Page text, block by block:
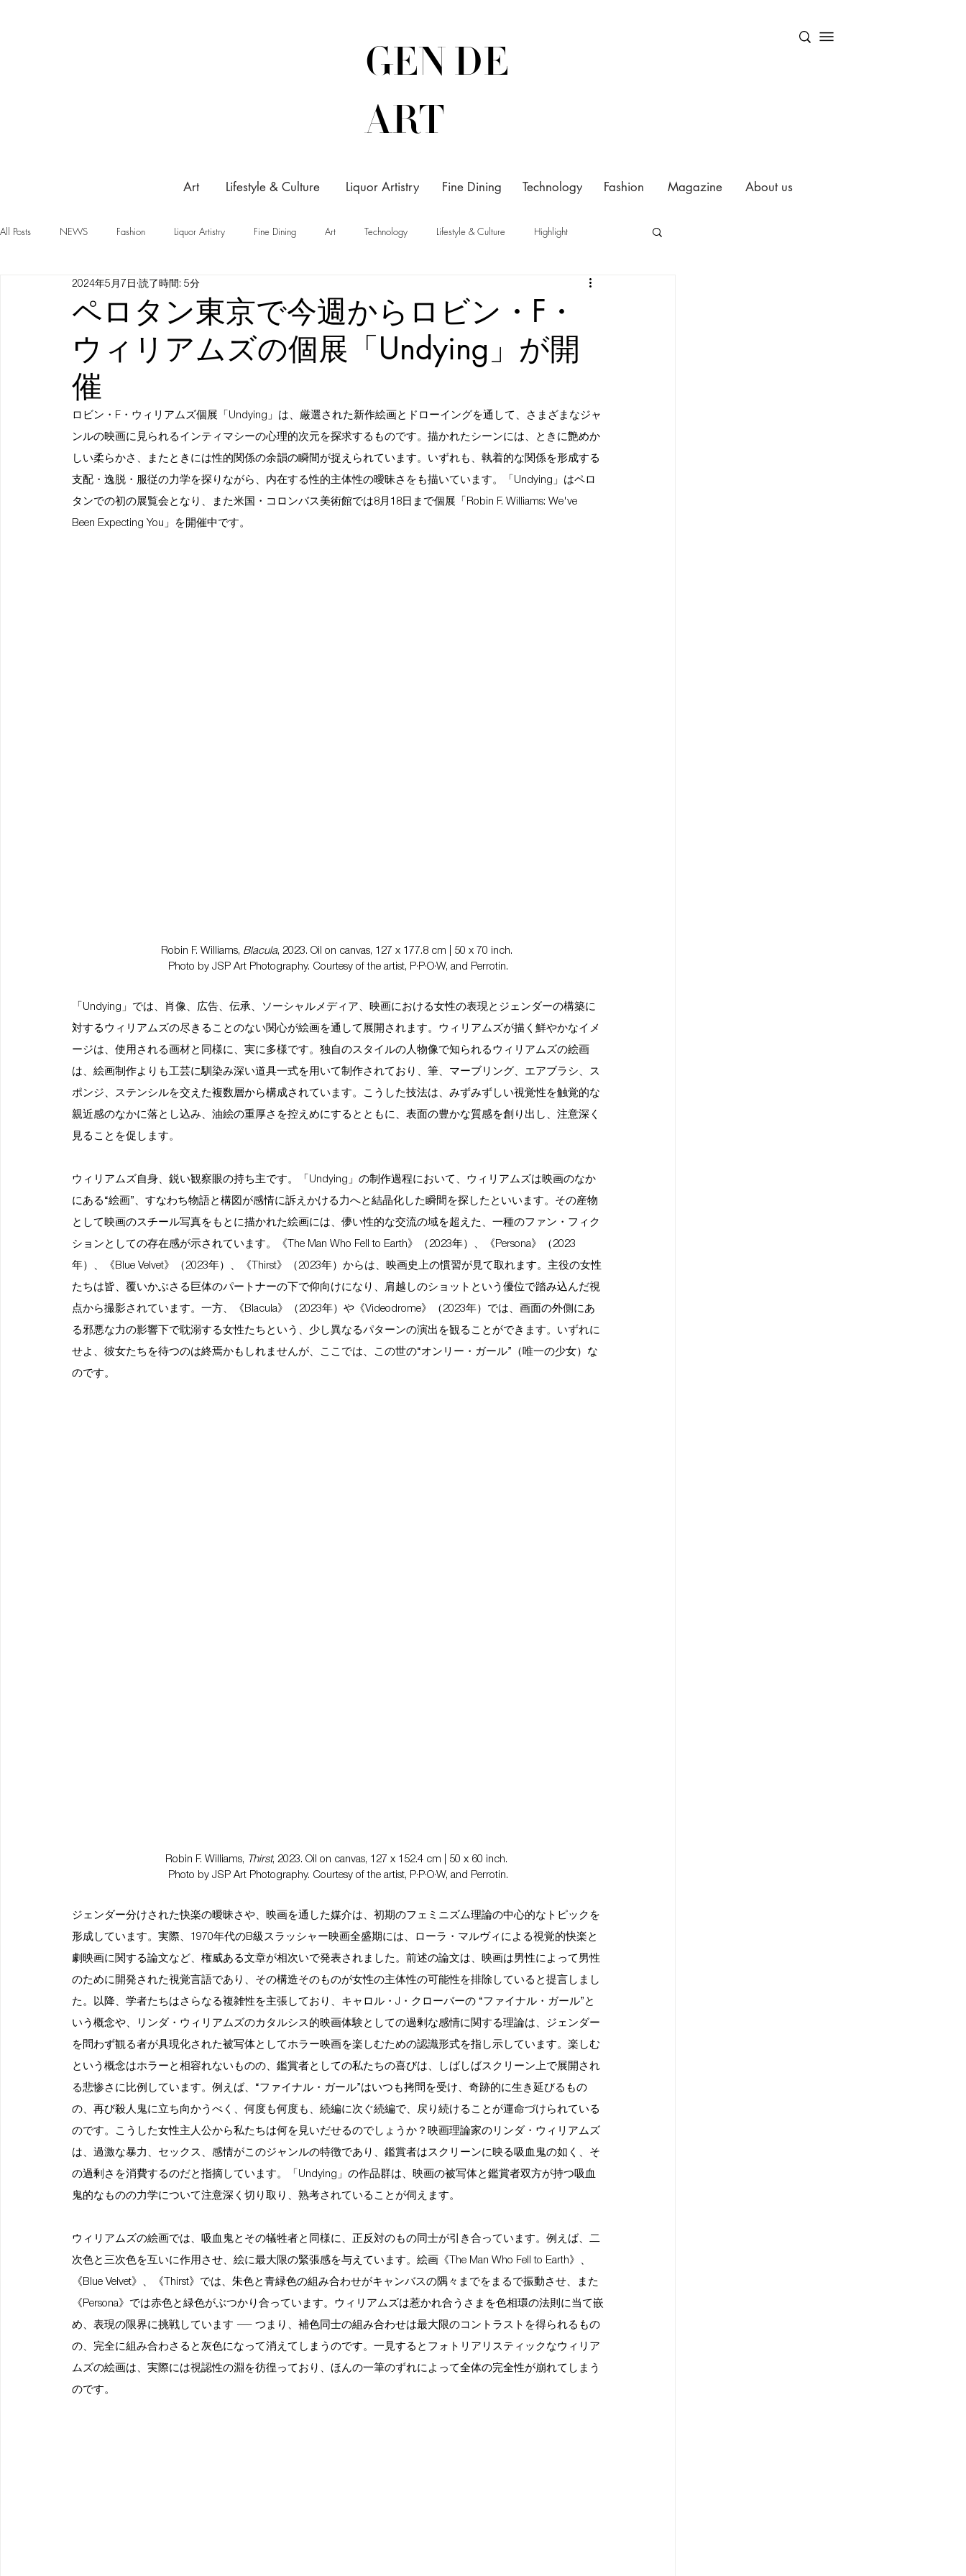
GEN DE
ART
Art Lifestyle & Culture Liquor Artistry Fine Dining Technology Fashion Magazine About us
All Posts NEWS Fashion Liquor Artistry Fine Dining Art Technology Lifestyle & Culture Highlight
ペロタン東京で今週からロビン・F・
ウィリアムズの個展「Undying」が開
催
2024年5月7日 読了時間: 5分
ロビン・F・ウィリアムズ個展「Undying」は、厳選された新作絵画とドローイングを通して、さまざまなジャ
ンルの映画に見られるインティマシーの心理的次元を探求するものです。描かれたシーンには、ときに艶めか
しい柔らかさ、またときには性的関係の余韻の瞬間が捉えられています。いずれも、執着的な関係を形成する
支配・逸脱・服従の力学を探りながら、内在する性的主体性の曖昧さをも描いています。「Undying」はペロ
タンでの初の展覧会となり、また米国・コロンバス美術館では8月18日まで個展「Robin F. Williams: We've
Been Expecting You」を開催中です。
Robin F. Williams, Blacula, 2023. Oil on canvas, 127 x 177.8 cm | 50 x 70 inch.
Photo by JSP Art Photography. Courtesy of the artist, P·P·O·W, and Perrotin.
「Undying」では、肖像、広告、伝承、ソーシャルメディア、映画における女性の表現とジェンダーの構築に
対するウィリアムズの尽きることのない関心が絵画を通して展開されます。ウィリアムズが描く鮮やかなイメ
ージは、使用される画材と同様に、実に多様です。独自のスタイルの人物像で知られるウィリアムズの絵画
は、絵画制作よりも工芸に馴染み深い道具一式を用いて制作されており、筆、マーブリング、エアブラシ、ス
ポンジ、ステンシルを交えた複数層から構成されています。こうした技法は、みずみずしい視覚性を触覚的な
親近感のなかに落とし込み、油絵の重厚さを控えめにするとともに、表面の豊かな質感を創り出し、注意深く
見ることを促します。
ウィリアムズ自身、鋭い観察眼の持ち主です。「Undying」の制作過程において、ウィリアムズは映画のなか
にある“絵画”、すなわち物語と構図が感情に訴えかける力へと結晶化した瞬間を探したといいます。その産物
として映画のスチール写真をもとに描かれた絵画には、儚い性的な交流の域を超えた、一種のファン・フィク
ションとしての存在感が示されています。《The Man Who Fell to Earth》（2023年）、《Persona》（2023
年）、《Blue Velvet》（2023年）、《Thirst》（2023年）からは、映画史上の慣習が見て取れます。主役の女性
たちは皆、覆いかぶさる巨体のパートナーの下で仰向けになり、肩越しのショットという優位で踏み込んだ視
点から撮影されています。一方、《Blacula》（2023年）や《Videodrome》（2023年）では、画面の外側にあ
る邪悪な力の影響下で耽溺する女性たちという、少し異なるパターンの演出を観ることができます。いずれに
せよ、彼女たちを待つのは終焉かもしれませんが、ここでは、この世の“オンリー・ガール”（唯一の少女）な
のです。
Robin F. Williams, Thirst, 2023. Oil on canvas, 127 x 152.4 cm | 50 x 60 inch.
Photo by JSP Art Photography. Courtesy of the artist, P·P·O·W, and Perrotin.
ジェンダー分けされた快楽の曖昧さや、映画を通した媒介は、初期のフェミニズム理論の中心的なトピックを
形成しています。実際、1970年代のB級スラッシャー映画全盛期には、ローラ・マルヴィによる視覚的快楽と
劇映画に関する論文など、権威ある文章が相次いで発表されました。前述の論文は、映画は男性によって男性
のために開発された視覚言語であり、その構造そのものが女性の主体性の可能性を排除していると提言しまし
た。以降、学者たちはさらなる複雑性を主張しており、キャロル・J・クローバーの “ファイナル・ガール”と
いう概念や、リンダ・ウィリアムズのカタルシス的映画体験としての過剰な感情に関する理論は、ジェンダー
を問わず観る者が具現化された被写体としてホラー映画を楽しむための認識形式を指し示しています。楽しむ
という概念はホラーと相容れないものの、鑑賞者としての私たちの喜びは、しばしばスクリーン上で展開され
る悲惨さに比例しています。例えば、“ファイナル・ガール”はいつも拷問を受け、奇跡的に生き延びるもの
の、再び殺人鬼に立ち向かうべく、何度も何度も、続編に次ぐ続編で、戻り続けることが運命づけられている
のです。こうした女性主人公から私たちは何を見いだせるのでしょうか？映画理論家のリンダ・ウィリアムズ
は、過激な暴力、セックス、感情がこのジャンルの特徴であり、鑑賞者はスクリーンに映る吸血鬼の如く、そ
の過剰さを消費するのだと指摘しています。「Undying」の作品群は、映画の被写体と鑑賞者双方が持つ吸血
鬼的なものの力学について注意深く切り取り、熟考されていることが伺えます。
ウィリアムズの絵画では、吸血鬼とその犠牲者と同様に、正反対のもの同士が引き合っています。例えば、二
次色と三次色を互いに作用させ、絵に最大限の緊張感を与えています。絵画《The Man Who Fell to Earth》、
《Blue Velvet》、《Thirst》では、朱色と青緑色の組み合わせがキャンバスの隅々までをまるで振動させ、また
《Persona》では赤色と緑色がぶつかり合っています。ウィリアムズは惹かれ合うさまを色相環の法則に当て嵌
め、表現の限界に挑戦しています ― つまり、補色同士の組み合わせは最大限のコントラストを得られるもの
の、完全に組み合わさると灰色になって消えてしまうのです。一見するとフォトリアリスティックなウィリア
ムズの絵画は、実際には視認性の淵を彷徨っており、ほんの一筆のずれによって全体の完全性が崩れてしまう
のです。